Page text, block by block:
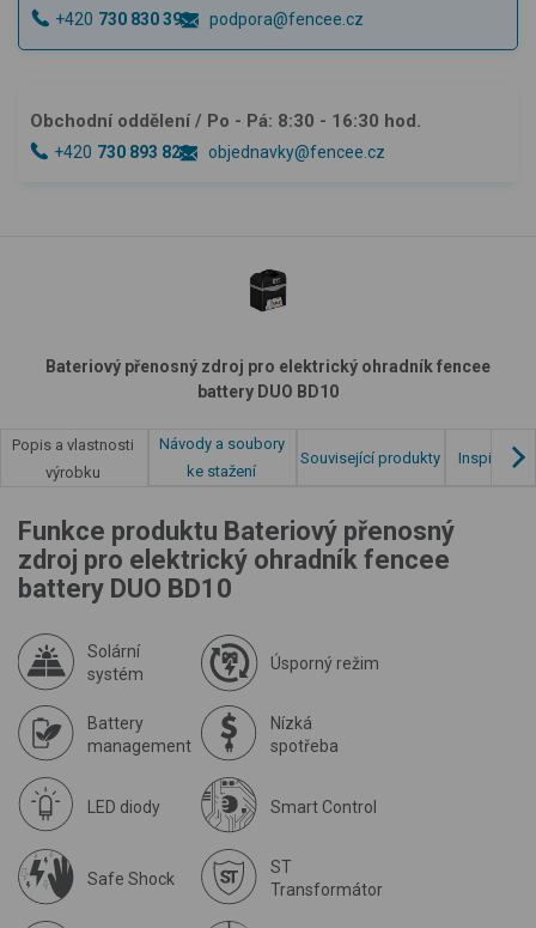
+420 730 830 393 podpora@fencee.cz
Obchodní oddělení / Po - Pá: 8:30 - 16:30 hod.
+420 730 893 828 objednavky@fencee.cz
Bateriový přenosný zdroj pro elektrický ohradník fencee
battery DUO BD10
Popis a vlastnosti
výrobku
Návody a soubory
ke stažení
Související produkty Inspirace
Funkce produktu Bateriový přenosný
zdroj pro elektrický ohradník fencee
battery DUO BD10
Solární
systém
Úsporný režim
Battery
management
Nízká
spotřeba
LED diody Smart Control
Safe Shock
ST
Transformátor